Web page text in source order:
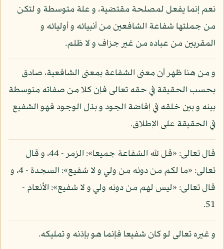
نعم إنما يفعل لمصلحة مقتضية، و علة متوسطة و لتكن
من جملتها شفاعة الشافعين من أنبيائه و أوليائه و
المقربين من عباده من غير جزاف و لا ظلم.
و من هنا ظهر أن معنى الشفاعة بمعنى الشافعية، صادق
بحسب الحقيقة في حقه تعالى فإن كلا من صفاته متوسطة
بينه و بين خلقه في إفاضة الجود و بذل الوجود فهو الشفيع
في الحقيقة على الإطلاق.
قال تعالى: «قل لله الشفاعة جميعا»: الزمر - 44، و قال
تعالى: «ما لكم من دونه من ولي و لا شفيع»: السجدة - 4، و
قال تعالى: «ليس لهم من دونه ولي و لا شفيع»: الأنعام -
51.
و غيره تعالى لو كان شفيعا فإنما هو بإذنه و تمليكه.